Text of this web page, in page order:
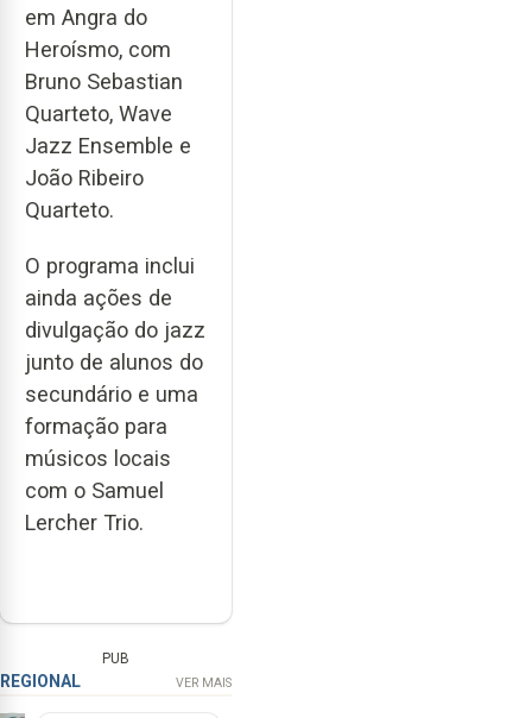
em Angra do
Heroísmo, com
Bruno Sebastian
Quarteto, Wave
Jazz Ensemble e
João Ribeiro
Quarteto.
O programa inclui
ainda ações de
divulgação do jazz
junto de alunos do
secundário e uma
formação para
músicos locais
com o Samuel
Lercher Trio.
PUB
REGIONAL VER MAIS